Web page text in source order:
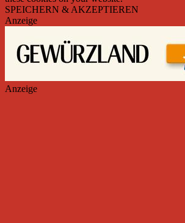
SPEICHERN & AKZEPTIEREN
Anzeige
Anzeige